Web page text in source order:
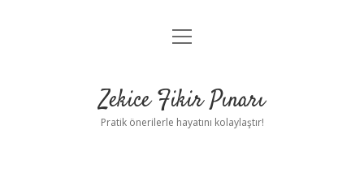
Anasayfa
Yasal Uyarı
menüyü
Zekice Fikir Pınarı
Pratik önerilerle hayatını kolaylaştır!